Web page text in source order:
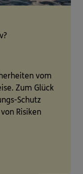
vom
Zum Glück
Schutz
Risiken